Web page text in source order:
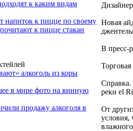
к каким видам
напиток к пицце по своему
к пицце стакан
алкоголь из коры
в мире фото на винную
продажу алкоголя в
Новая
В пресс-
Справка.
реки el
От
условия,